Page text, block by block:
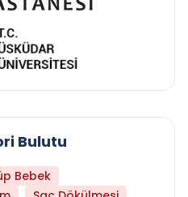
Bulutu
Bebek